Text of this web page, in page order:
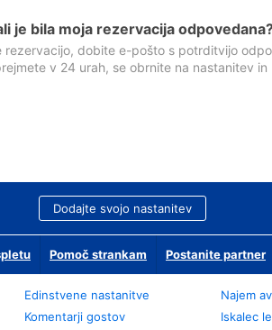
je bila moja rezervacija
rezervacijo, dobite e-pošto s potrditvijo
v 24 urah, se obrnite na nastanitev
Dodajte svojo nastanitev
Pomoč strankam Postanite partner
Edinstvene nastanitve
Komentarji gostov
Najem
Iskalec